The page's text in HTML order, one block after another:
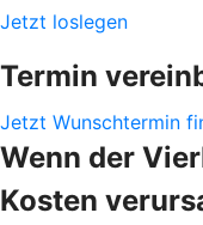
Jetzt loslegen
Termin
Jetzt Wunschtermin
Wenn der
Kosten